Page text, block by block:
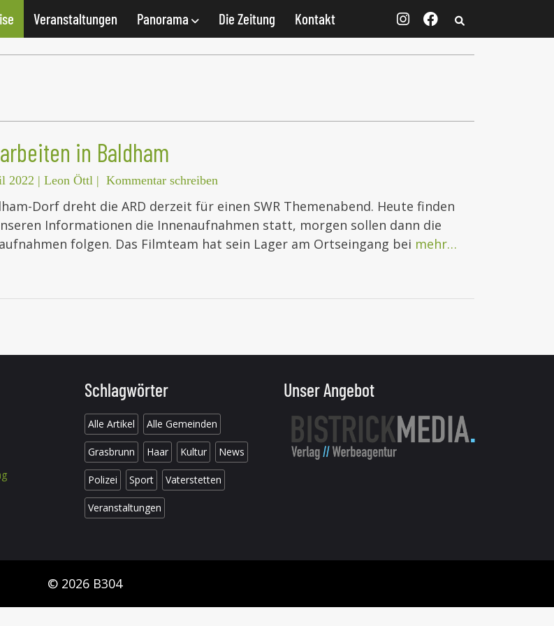
Veranstaltungen Panorama Die Zeitung Kontakt
in Baldham
2022 | Leon Öttl | Kommentar schreiben
Dorf dreht die ARD derzeit für einen SWR Themenabend. Heute finden
Informationen die Innenaufnahmen statt, morgen sollen dann die
folgen. Das Filmteam hat sein Lager am Ortseingang bei mehr…
Schlagwörter
Alle Artikel Alle Gemeinden
Grasbrunn Haar Kultur News
Polizei Sport Vaterstetten
Veranstaltungen
Unser Angebot
© 2026 B304